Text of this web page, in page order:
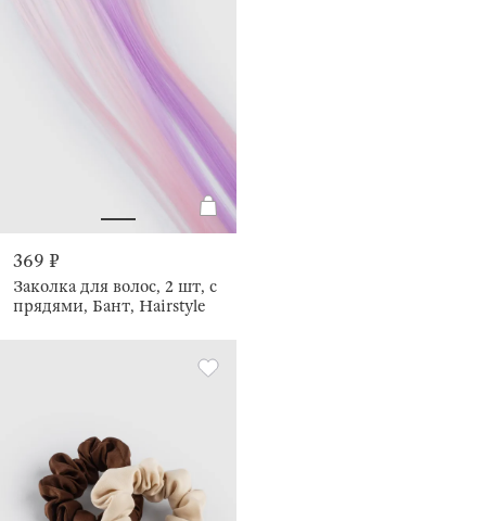
369 ₽
Заколка для волос, 2 шт, с
прядями, Бант, Hairstyle